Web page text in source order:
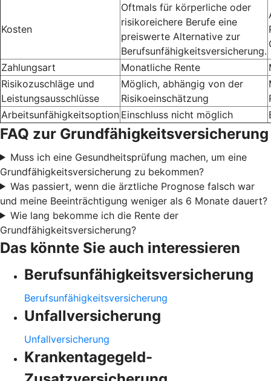
Kosten
Oftmals für körperliche oder
risikoreichere Berufe eine
preiswerte Alternative zur
Berufsunfähigkeitsversicherung.
Zahlungsart
Monatliche Rente
Risikozuschläge und
Leistungsausschlüsse
Möglich, abhängig von der
Risikoeinschätzung
Arbeitsunfähigkeitsoption Einschluss nicht möglich
FAQ zur Grundfähigkeitsversicherung
Muss ich eine Gesundheitsprüfung machen, um eine
Grundfähigkeitsversicherung zu bekommen?
Was passiert, wenn die ärztliche Prognose falsch war
und meine Beeinträchtigung weniger als 6 Monate dauert?
Wie lang bekomme ich die Rente der
Grundfähigkeitsversicherung?
Das könnte Sie auch interessieren
Berufsunfähigkeitsversicherung
Berufsunfähigkeitsversicherung
Unfallversicherung
Unfallversicherung
Krankentagegeld-